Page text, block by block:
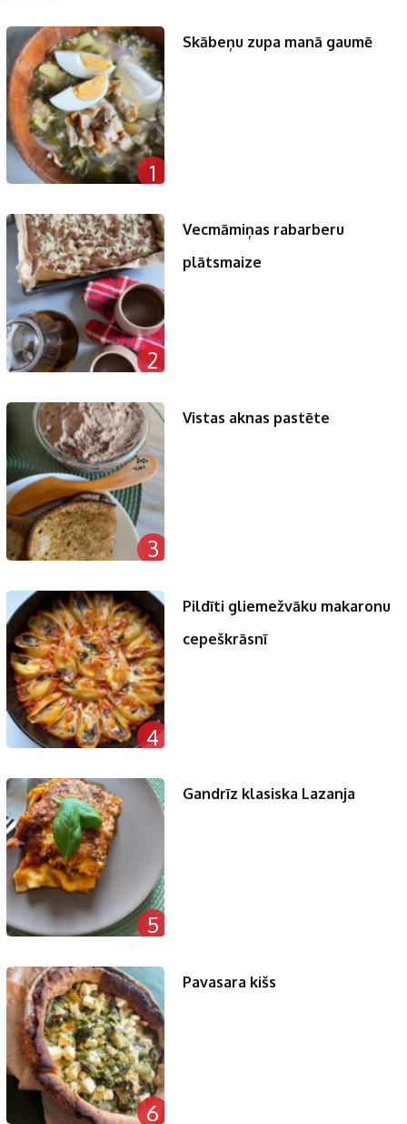
1
Skābeņu zupa manā gaumē
2
Vecmāmiņas rabarberu
plātsmaize
3
Vistas aknas pastēte
4
Pildīti gliemežvāku makaronu
cepeškrāsnī
5
Gandrīz klasiska Lazanja
6
Pavasara kišs